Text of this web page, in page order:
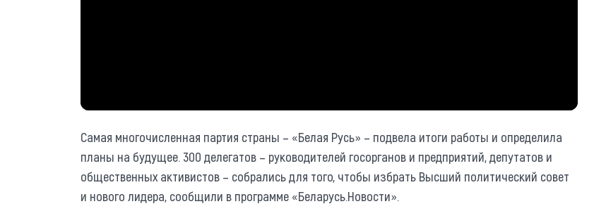
Самая многочисленная партия страны – «Белая Русь» – подвела итоги работы и определила
планы на будущее. 300 делегатов – руководителей госорганов и предприятий, депутатов и
общественных активистов – собрались для того, чтобы избрать Высший политический совет
и нового лидера, сообщили в программе «Беларусь.Новости».